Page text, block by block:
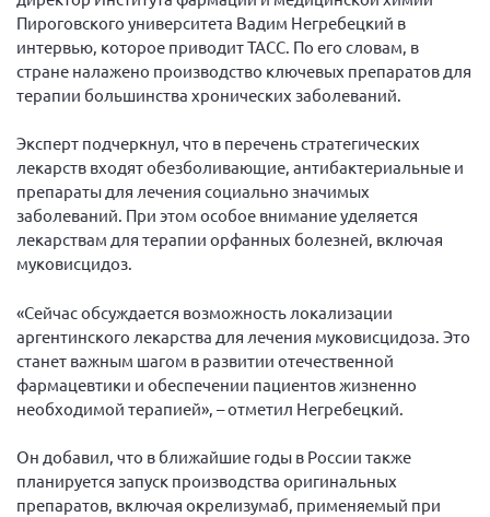
Вице-президент Валюх М.В.
Вице-президент Чернова А.В.
Вице-президент Цикорин И.В.
Главный бухгалтер Жаворонкова Г.М.
Конференция ОООИБРС 2026
Конференция ОООИБРС 2025
Экспертный совет ОООИБРС 2025
Конференция ОООИБРС 2023
Конференция ОООИБРС 2022
Конференция ОООИБРС 2021
Конференция ОООИБРС 2020
Документы съездов
Пироговского университета Вадим Негребецкий в
интервью, которое приводит ТАСС. По его словам, в
стране налажено производство ключевых препаратов для
терапии большинства хронических заболеваний.
Эксперт подчеркнул, что в перечень стратегических
лекарств входят обезболивающие, антибактериальные и
препараты для лечения социально значимых
заболеваний. При этом особое внимание уделяется
лекарствам для терапии орфанных болезней, включая
муковисцидоз.
«Сейчас обсуждается возможность локализации
аргентинского лекарства для лечения муковисцидоза. Это
станет важным шагом в развитии отечественной
фармацевтики и обеспечении пациентов жизненно
необходимой терапией», – отметил Негребецкий.
Он добавил, что в ближайшие годы в России также
планируется запуск производства оригинальных
препаратов, включая окрелизумаб, применяемый при